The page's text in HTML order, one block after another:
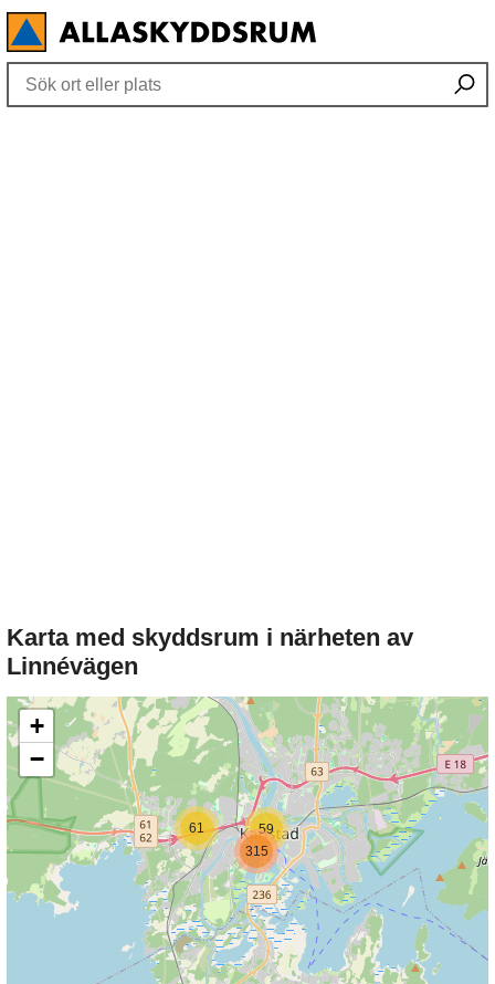
Karta med skyddsrum i närheten av
Linnévägen
59
61
315
+
−